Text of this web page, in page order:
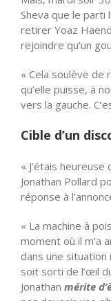
Sheva que le parti
retirer Yoaz
rejoindre qu’un
« Cela soulève de
qu’elle puisse, à
vers la gauche.
Cible d’un
« J’étais
Jonathan Pollard
réponse à
« La machine à
moment où il m’a
dans une
soit sorti de l’œil
Jonathan mérite